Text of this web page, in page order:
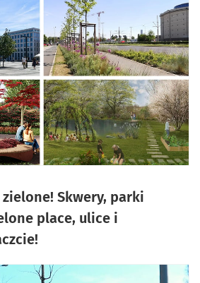
zielone! Skwery, parki
place, ulice i